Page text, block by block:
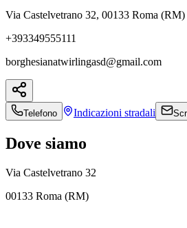
Via Castelvetrano 32, 00133 Roma (RM)
+393349555111
borghesianatwirlingasd@gmail.com
Telefono Indicazioni stradali
Dove siamo
Via Castelvetrano 32
00133 Roma (RM)